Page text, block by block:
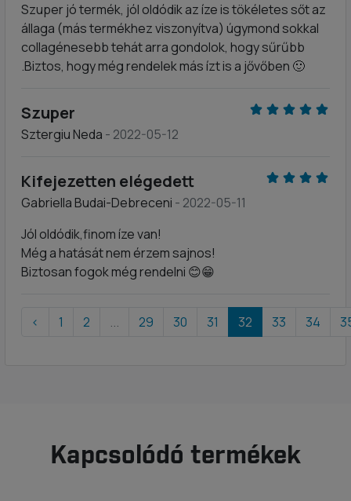
Szuper jó termék, jól oldódik az íze is tökéletes sőt az
állaga (más termékhez viszonyítva) úgymond sokkal
collagénesebb tehát arra gondolok, hogy sűrűbb
.Biztos, hogy még rendelek más ízt is a jővőben 🙂
Szuper
Sztergiu Neda - 2022-05-12
Kifejezetten elégedett
Gabriella Budai-Debreceni - 2022-05-11
Jól oldódik,finom íze van!
Még a hatását nem érzem sajnos!
Biztosan fogok még rendelni 😊😁
‹ 1 2 ... 29 30 31 32 33 34
Kapcsolódó termékek